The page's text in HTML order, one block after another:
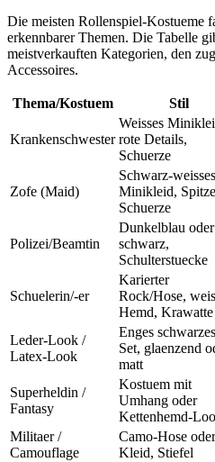
Die meisten Rollenspiel-Kostueme
erkennbarer Themen. Die Tabelle
meistverkauften Kategorien, den
Accessoires.
Thema/Kostuem Stil
Krankenschwester
Weisses
rote Details,
Schuerze
Zofe (Maid)
Schwarz-weisses
Minikleid,
Schuerze
Polizei/Beamtin
Dunkelblau oder
schwarz,
Schulterstuecke
Schuelerin/-er
Karierter
Rock/Hose,
Hemd, Krawatte
Leder-Look /
Latex-Look
Enges schwarzes
Set, glaenzend
matt
Superheldin /
Fantasy
Kostuem mit
Umhang oder
Kettenhemd-
Militaer /
Camouflage
Camo-Hose
Kleid, Stiefel